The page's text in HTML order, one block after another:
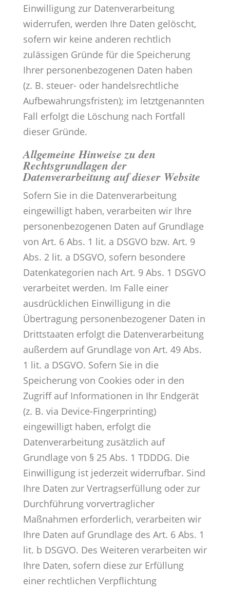
Einwilligung zur Datenverarbeitung
widerrufen, werden Ihre Daten gelöscht,
sofern wir keine anderen rechtlich
zulässigen Gründe für die Speicherung
Ihrer personenbezogenen Daten haben
(z. B. steuer- oder handelsrechtliche
Aufbewahrungsfristen); im letztgenannten
Fall erfolgt die Löschung nach Fortfall
dieser Gründe.
Allgemeine Hinweise zu den
Rechtsgrundlagen der
Datenverarbeitung auf dieser Website
Sofern Sie in die Datenverarbeitung
eingewilligt haben, verarbeiten wir Ihre
personenbezogenen Daten auf Grundlage
von Art. 6 Abs. 1 lit. a DSGVO bzw. Art. 9
Abs. 2 lit. a DSGVO, sofern besondere
Datenkategorien nach Art. 9 Abs. 1 DSGVO
verarbeitet werden. Im Falle einer
ausdrücklichen Einwilligung in die
Übertragung personenbezogener Daten in
Drittstaaten erfolgt die Datenverarbeitung
außerdem auf Grundlage von Art. 49 Abs.
1 lit. a DSGVO. Sofern Sie in die
Speicherung von Cookies oder in den
Zugriff auf Informationen in Ihr Endgerät
(z. B. via Device-Fingerprinting)
eingewilligt haben, erfolgt die
Datenverarbeitung zusätzlich auf
Grundlage von § 25 Abs. 1 TDDDG. Die
Einwilligung ist jederzeit widerrufbar. Sind
Ihre Daten zur Vertragserfüllung oder zur
Durchführung vorvertraglicher
Maßnahmen erforderlich, verarbeiten wir
Ihre Daten auf Grundlage des Art. 6 Abs. 1
lit. b DSGVO. Des Weiteren verarbeiten wir
Ihre Daten, sofern diese zur Erfüllung
einer rechtlichen Verpflichtung